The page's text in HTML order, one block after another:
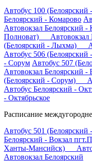
Автобус 100
Белоярский - Комарово
Автовокзал Белоярский -
Полноват) Автовокзал
(Белоярский - Лыхма)
Автобус 506
- Сорум Автобус 507
Автовокзал Белоярский -
(Белоярский - Сорум)
Автобус Белоярский -
- Октябрьское
Расписание
Автобус 501
Белоярский - Вокзал
Ханты-Мансийск)
Автовокзал Белоярский